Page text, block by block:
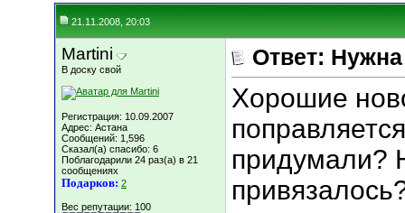
21.11.2008, 20:03
Martini
В доску свой
Регистрация: 10.09.2007
Адрес: Астана
Сообщений: 1,596
Сказал(а) спасибо: 6
Поблагодарили 24 раз(а) в 21
сообщениях
Подарков: 2
Вес репутации: 100
Ответ:
Хорошие
придумали?